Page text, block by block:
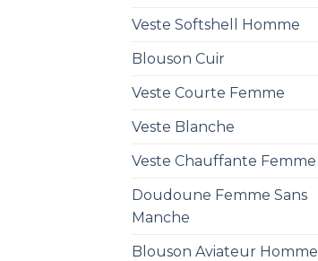
Veste Softshell Homme
Blouson Cuir
Veste Courte Femme
Veste Blanche
Veste Chauffante Femme
Doudoune Femme Sans
Manche
Blouson Aviateur Homme